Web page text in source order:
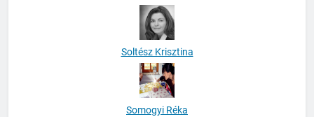
Soltész Krisztina
Somogyi Réka